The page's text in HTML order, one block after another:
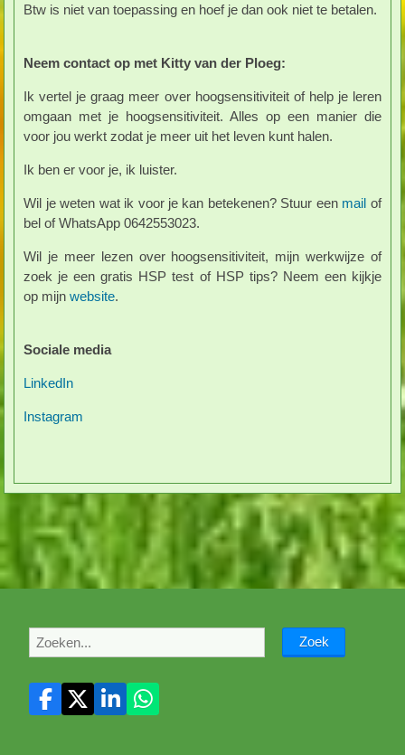
Btw is niet van toepassing en hoef je dan ook niet te betalen.
Neem contact op met Kitty van der Ploeg:
Ik vertel je graag meer over hoogsensitiviteit of help je leren
omgaan met je hoogsensitiviteit. Alles op een manier die
voor jou werkt zodat je meer uit het leven kunt halen.
Ik ben er voor je, ik luister.
Wil je weten wat ik voor je kan betekenen? Stuur een mail of
bel of WhatsApp 0642553023.
Wil je meer lezen over hoogsensitiviteit, mijn werkwijze of
zoek je een gratis HSP test of HSP tips? Neem een kijkje
op mijnwebsite.
Sociale media
LinkedIn
Instagram